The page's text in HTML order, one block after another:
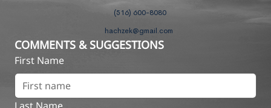
(516) 600-8080
hachzek@gmail.com
COMMENTS & SUGGESTIONS
First Name